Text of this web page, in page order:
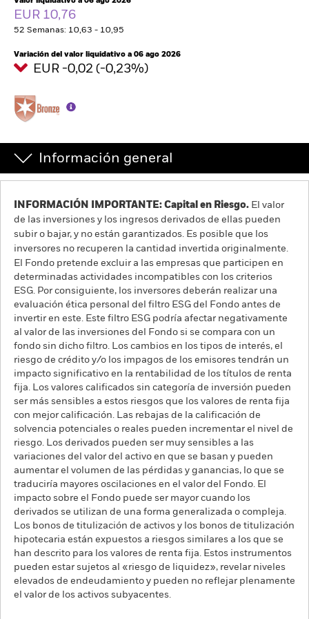
España
Change location
BlackRock
Aladdin
Nuestra compañía
EUR 10,76
52 Semanas: 10,63 - 10,95
Variación del valor liquidativo a 06 ago 2026
EUR -0,02 (-0,23%)
Información general
INFORMACIÓN IMPORTANTE: Capital en Riesgo. El valor
de las inversiones y los ingresos derivados de ellas pueden
subir o bajar, y no están garantizados. Es posible que los
inversores no recuperen la cantidad invertida originalmente.
El Fondo pretende excluir a las empresas que participen en
determinadas actividades incompatibles con los criterios
ESG. Por consiguiente, los inversores deberán realizar una
evaluación ética personal del filtro ESG del Fondo antes de
invertir en este. Este filtro ESG podría afectar negativamente
al valor de las inversiones del Fondo si se compara con un
fondo sin dicho filtro. Los cambios en los tipos de interés, el
riesgo de crédito y/o los impagos de los emisores tendrán un
impacto significativo en la rentabilidad de los títulos de renta
fija. Los valores calificados sin categoría de inversión pueden
ser más sensibles a estos riesgos que los valores de renta fija
con mejor calificación. Las rebajas de la calificación de
solvencia potenciales o reales pueden incrementar el nivel de
riesgo. Los derivados pueden ser muy sensibles a las
variaciones del valor del activo en que se basan y pueden
aumentar el volumen de las pérdidas y ganancias, lo que se
traduciría mayores oscilaciones en el valor del Fondo. El
impacto sobre el Fondo puede ser mayor cuando los
derivados se utilizan de una forma generalizada o compleja.
Los bonos de titulización de activos y los bonos de titulización
hipotecaria están expuestos a riesgos similares a los que se
han descrito para los valores de renta fija. Estos instrumentos
pueden estar sujetos al «riesgo de liquidez», revelar niveles
elevados de endeudamiento y pueden no reflejar plenamente
el valor de los activos subyacentes.